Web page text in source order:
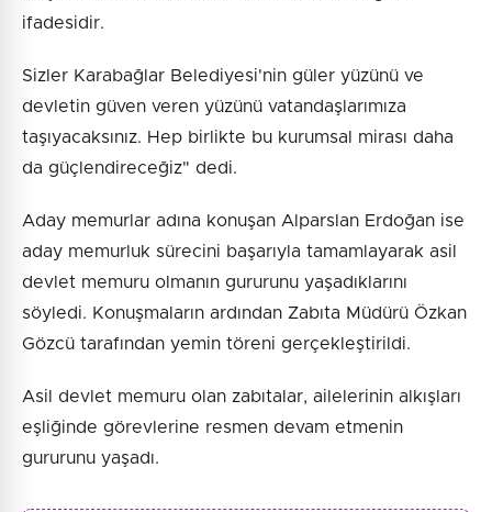
ifadesidir.
Sizler Karabağlar Belediyesi'nin güler yüzünü ve
devletin güven veren yüzünü vatandaşlarımıza
taşıyacaksınız. Hep birlikte bu kurumsal mirası daha
da güçlendireceğiz" dedi.
Aday memurlar adına konuşan Alparslan Erdoğan ise
aday memurluk sürecini başarıyla tamamlayarak asil
devlet memuru olmanın gururunu yaşadıklarını
söyledi. Konuşmaların ardından Zabıta Müdürü Özkan
Gözcü tarafından yemin töreni gerçekleştirildi.
Asil devlet memuru olan zabıtalar, ailelerinin alkışları
eşliğinde görevlerine resmen devam etmenin
gururunu yaşadı.